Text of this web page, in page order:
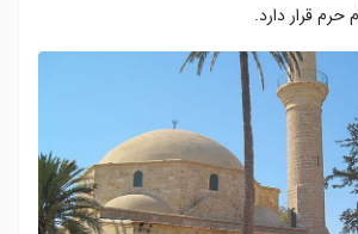
قرار دارد.